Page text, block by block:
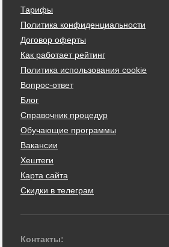
Тарифы
Политика конфиденциальности
Договор оферты
Как работает рейтинг
Политика использования cookie
Вопрос-ответ
Блог
Справочник процедур
Обучающие программы
Вакансии
Хештеги
Карта сайта
Скидки в телеграм
Контакты: